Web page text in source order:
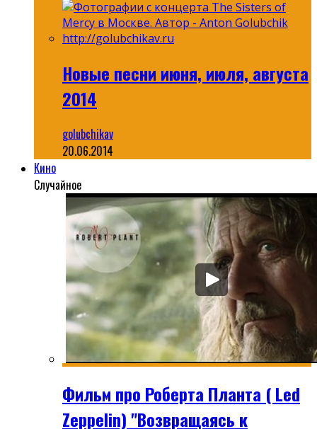
Новые песни июня, июля, августа
2014
golubchikav
20.06.2014
Кино
Случайное
Фильм про Роберта Планта ( Led
Zeppelin) "Возвращаясь к